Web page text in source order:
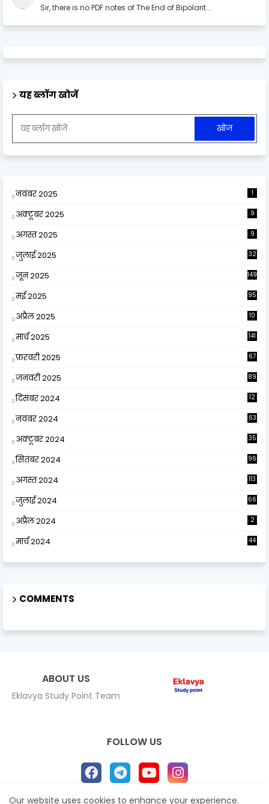
Sir, there is no PDF notes of The End of Bipolarit...
यह ब्लॉग खोजें
नवंबर 2025 1
अक्टूबर 2025 9
अगस्त 2025 9
जुलाई 2025 32
जून 2025 149
मई 2025 95
अप्रैल 2025
10
मार्च 2025 141
फ़रवरी 2025 67
जनवरी 2025 89
दिसंबर 2024
12
नवंबर 2024 63
अक्टूबर 2024 35
सितंबर 2024 96
अगस्त 2024 113
जुलाई 2024 66
अप्रैल 2024 2
मार्च 2024 44
COMMENTS
ABOUT US
Eklavya Study Point Team
FOLLOW US
Our website uses cookies to enhance your experience.